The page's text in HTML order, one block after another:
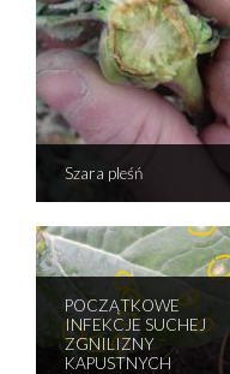
Szara pleśń
POCZĄTKOWE
INFEKCJE SUCHEJ
ZGNILIZNY
KAPUSTNYCH